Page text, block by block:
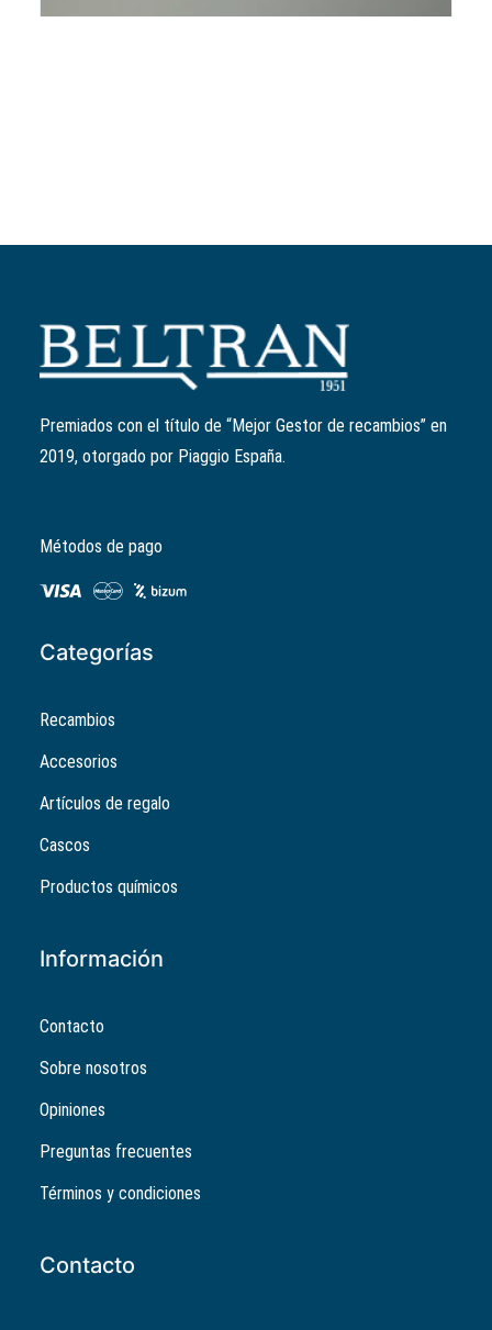
Patín variador amarillo
4348555
Premiados con el título de “Mejor Gestor de recambios” en
2019, otorgado por Piaggio España.
Métodos de pago
Categorías
Recambios
Accesorios
Artículos de regalo
Cascos
Productos químicos
Información
Contacto
Sobre nosotros
Opiniones
Preguntas frecuentes
Términos y condiciones
Contacto